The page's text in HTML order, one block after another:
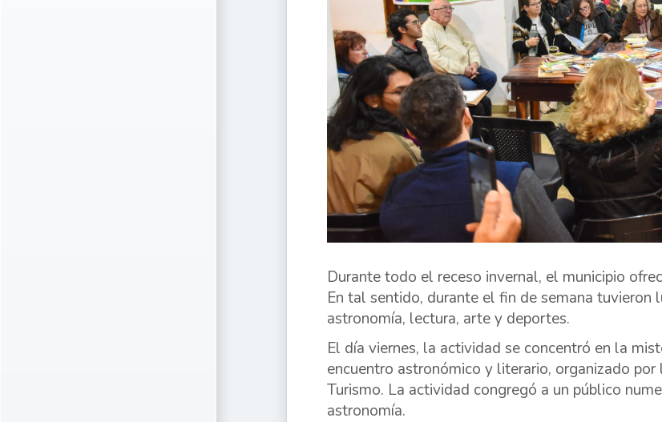
Durante todo el receso invernal, el municipio
En tal sentido, durante el fin de semana
astronomía, lectura, arte y deportes.
El día viernes, la actividad se concentró en la
encuentro astronómico y literario, organizado
Turismo. La actividad congregó a un público
astronomía.